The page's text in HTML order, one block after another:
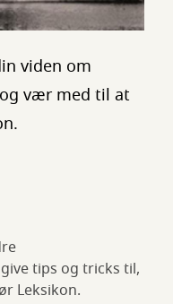
viden om
vær med til at
tips og tricks til,
Leksikon.